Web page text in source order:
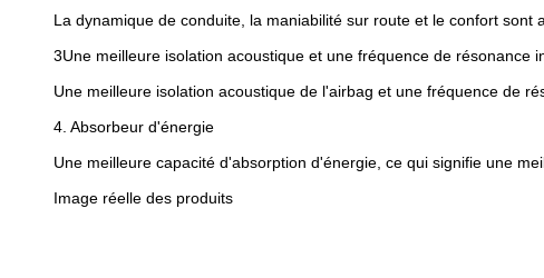
La dynamique de conduite, la maniabilité sur route et le confort
3Une meilleure isolation acoustique et une fréquence de résonance
Une meilleure isolation acoustique de l'airbag et une fréquence de
4. Absorbeur d'énergie
Une meilleure capacité d'absorption d'énergie, ce qui signifie une
Image réelle des produits